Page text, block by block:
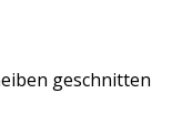
geschnitten